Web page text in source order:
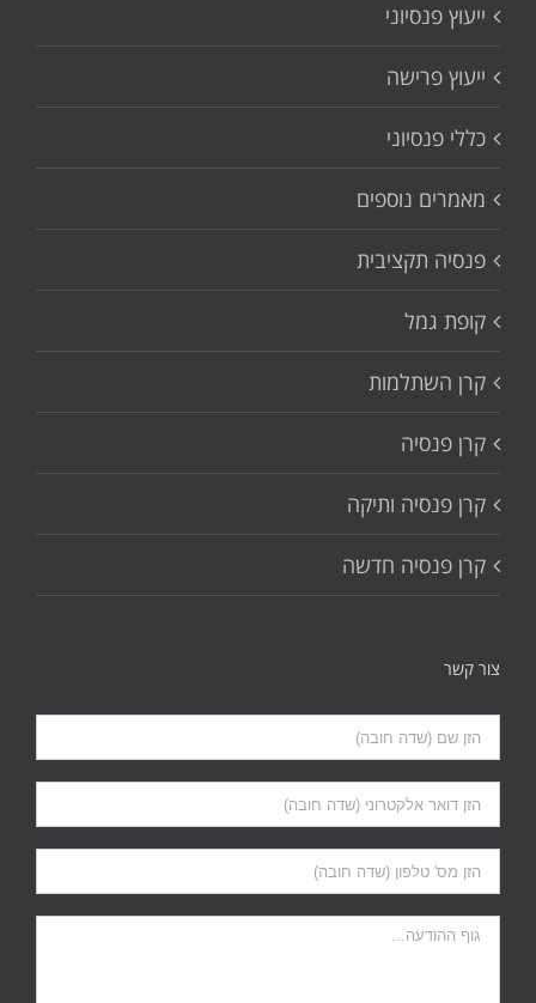
ייעוץ פנסיוני
ייעוץ פרישה
כללי פנסיוני
מאמרים נוספים
פנסיה תקציבית
קופת גמל
קרן השתלמות
קרן פנסיה
קרן פנסיה ותיקה
קרן פנסיה חדשה
צור קשר